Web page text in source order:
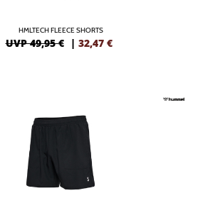
HMLTECH FLEECE SHORTS
UVP 49,95 € | 32,47 €